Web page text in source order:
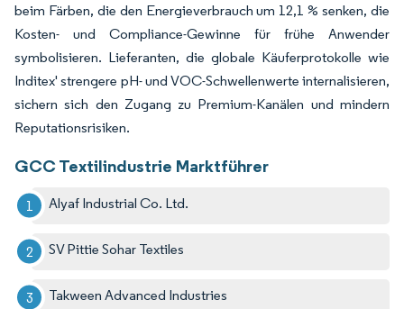
beim Färben, die den Energieverbrauch um 12,1 % senken, die
Kosten- und Compliance-Gewinne für frühe Anwender
symbolisieren. Lieferanten, die globale Käuferprotokolle wie
Inditex' strengere pH- und VOC-Schwellenwerte internalisieren,
sichern sich den Zugang zu Premium-Kanälen und mindern
Reputationsrisiken.
GCC Textilindustrie Marktführer
Alyaf Industrial Co. Ltd.
SV Pittie Sohar Textiles
Takween Advanced Industries